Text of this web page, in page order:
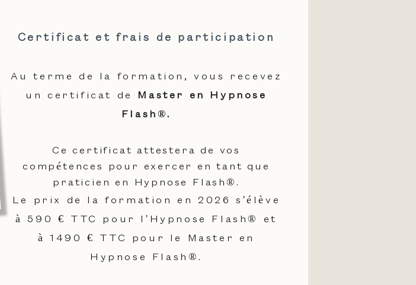
Certificat et frais de participation
Au terme de la formation, vous recevez
un certificat de
Master en Hypnose
Flash®.
Ce certificat attestera de vos
compétences pour exercer en tant que
praticien en Hypnose Flash®.
Le prix de la formation en 2026 s'élève
à 590 € TTC pour l'Hypnose Flash® et
à 1490 € TTC pour le Master en
Hypnose Flash®.